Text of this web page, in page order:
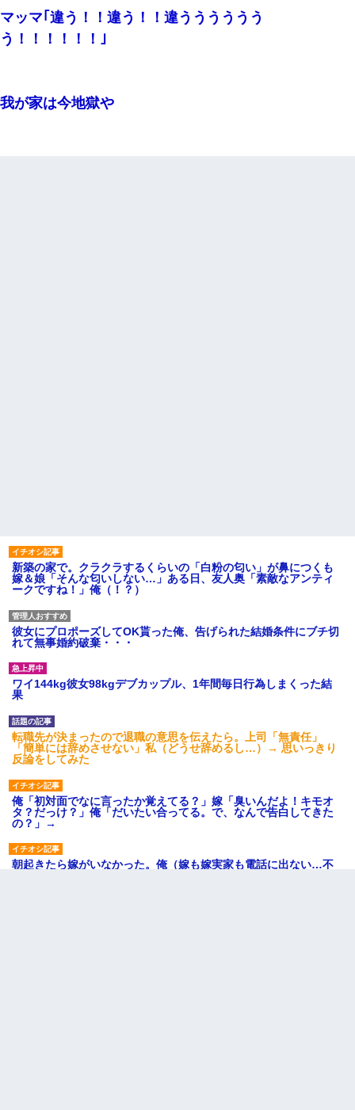
マッマ｢違う！！違う！！違うううううう
う！！！！！！｣
我が家は今地獄や
新築の家で。クラクラするくらいの「白粉の匂い」が鼻につくも
嫁＆娘「そんな匂いしない…」ある日、友人奥「素敵なアンティ
ークですね！」俺（！？）
彼女にプロポーズしてOK貰った俺、告げられた結婚条件にブチ切
れて無事婚約破棄・・・
ワイ144kg彼女98kgデブカップル、1年間毎日行為しまくった結
果
転職先が決まったので退職の意思を伝えたら。上司「無責任」
「簡単には辞めさせない」私（どうせ辞めるし…）→ 思いっきり
反論をしてみた
俺「初対面でなに言ったか覚えてる？」嫁「臭いんだよ！キモオ
タ？だっけ？」俺「だいたい合ってる。で、なんで告白してきた
の？」→
朝起きたら嫁がいなかった。俺（嫁も嫁実家も電話に出ない…不